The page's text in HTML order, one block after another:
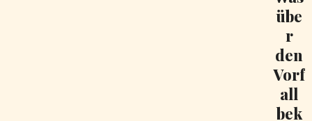
übe
r
den
Vorf
all
bek